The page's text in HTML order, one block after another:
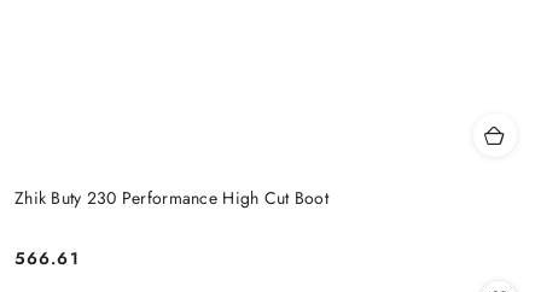
Zhik Buty 230 Performance High Cut Boot
Cena:
566.61